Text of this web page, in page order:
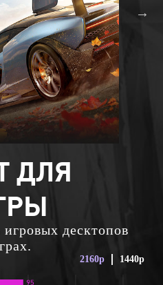
ДЛЯ
десктопов
2160p 1440p